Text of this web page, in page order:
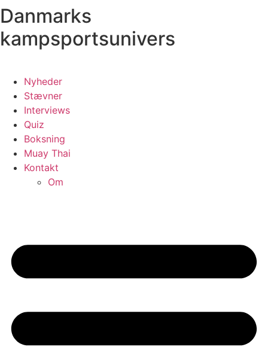
Videre
til
indhold
Danmarks
kampsportsunivers
Nyheder
Stævner
Interviews
Quiz
Boksning
Muay Thai
Kontakt
Om